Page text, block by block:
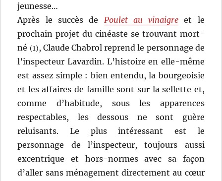
jeunesse…
Après le succès de Poulet au vinaigre et le
prochain projet du cinéaste se trouvant mort-
né (1), Claude Chabrol reprend le personnage de
l’inspecteur Lavardin. L’histoire en elle-même
est assez simple : bien entendu, la bourgeoisie
et les affaires de famille sont sur la sellette et,
comme d’habitude, sous les apparences
respectables, les dessous ne sont guère
reluisants. Le plus intéressant est le
personnage de l’inspecteur, toujours aussi
excentrique et hors-normes avec sa façon
d’aller sans ménagement directement au cœur